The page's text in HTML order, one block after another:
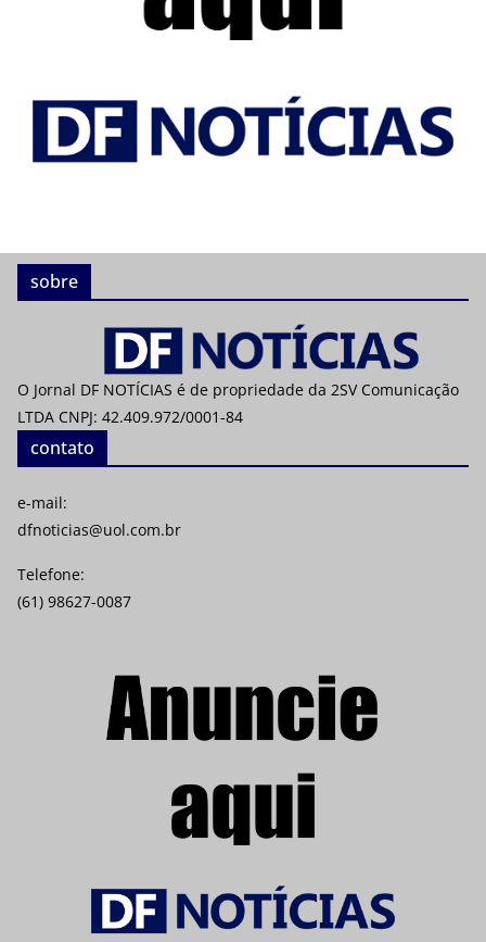
sobre
O Jornal DF NOTÍCIAS é de propriedade da 2SV Comunicação
LTDA CNPJ: 42.409.972/0001-84
contato
e-mail:
dfnoticias@uol.com.br
Telefone:
(61) 98627-0087